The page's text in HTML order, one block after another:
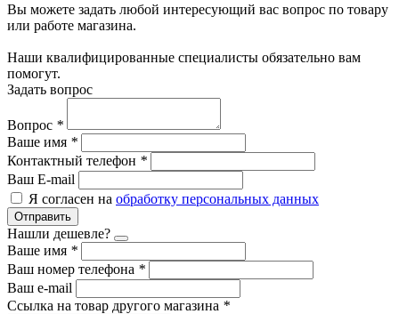
Вы можете задать любой интересующий вас вопрос по товару
или работе магазина.
Наши квалифицированные специалисты обязательно вам
помогут.
Задать вопрос
Вопрос *
Ваше имя *
Контактный телефон *
Ваш E-mail
Я согласен на обработку персональных данных
Отправить
Нашли дешевле?
Ваше имя *
Ваш номер телефона *
Ваш e-mail
Ссылка на товар другого магазина *